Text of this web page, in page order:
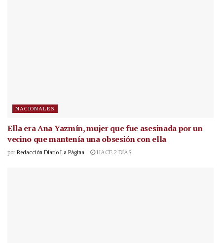
NACIONALES
Ella era Ana Yazmín, mujer que fue asesinada por un
vecino que mantenía una obsesión con ella
por Redacción Diario La Página HACE 2 DÍAS